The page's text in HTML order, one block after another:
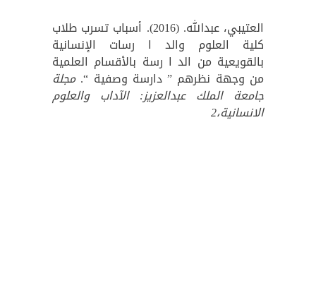
العتيبي، عبدالله. (2016). أسباب تسرب طلاب
كلية العلوم والد ا رسات الإنسانية
بالقويعية من الد ا رسة بالأقسام العلمية
من وجهة نظرهم ” دارسة وصفية “.مجلة
جامعة الملك عبدالعزيز: الآداب والعلوم
الانسانية،2